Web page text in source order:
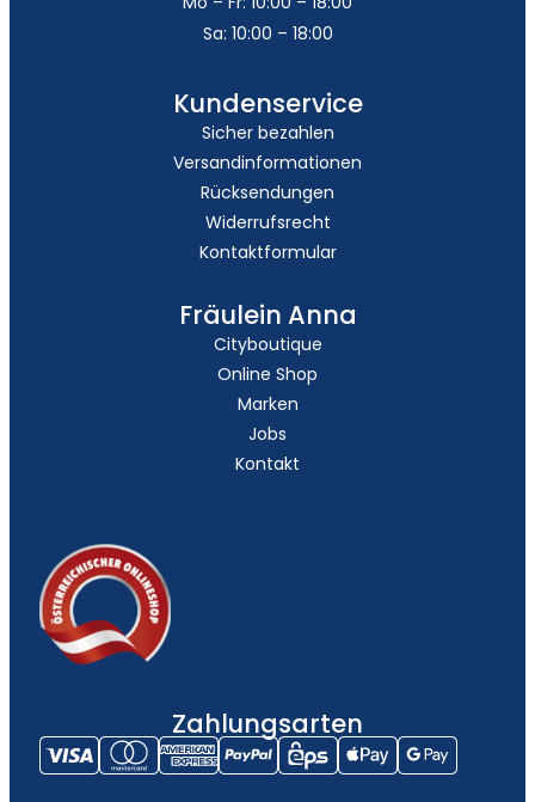
Sa: 10:00 – 18:00
Kundenservice
Sicher bezahlen
Versandinformationen
Rücksendungen
Widerrufsrecht
Kontaktformular
Fräulein Anna
Cityboutique
Online Shop
Marken
Jobs
Kontakt
Zahlungsarten